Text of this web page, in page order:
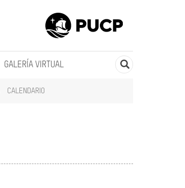
CALENDARIO
GALERÍA VIRTUAL